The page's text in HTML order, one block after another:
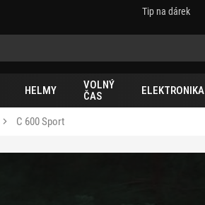
Tip na dárek
HELMY
VOLNÝ
ČAS
ELEKTRONIKA
C 600 Sport